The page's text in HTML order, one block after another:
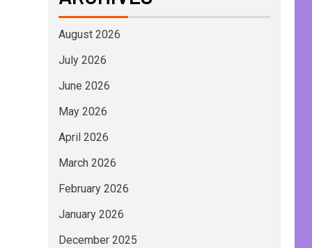
August 2026
July 2026
June 2026
May 2026
April 2026
March 2026
February 2026
January 2026
December 2025